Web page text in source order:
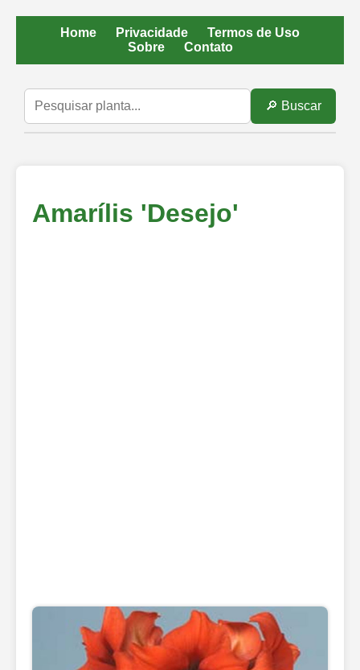
Home Privacidade
Termos de Uso
Sobre
Contato
🔎 Buscar
Amarílis 'Desejo'